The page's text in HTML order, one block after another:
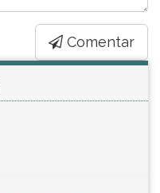
Comentar